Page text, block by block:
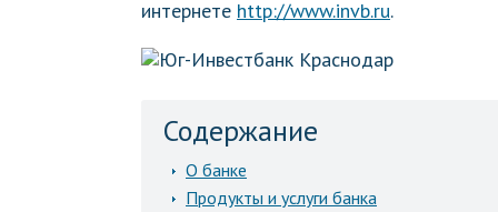
интернете http://www.invb.ru.
Содержание
О банке
Продукты и услуги банка